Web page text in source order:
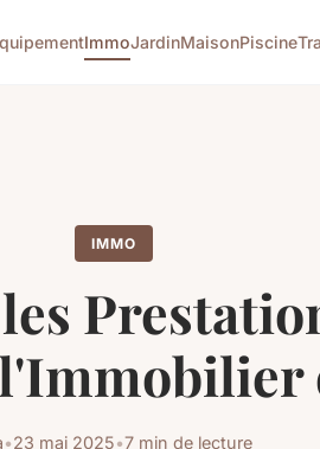
ImmoJardinMaisonPiscine
IMMO
•23 mai 2025•7 min de lecture